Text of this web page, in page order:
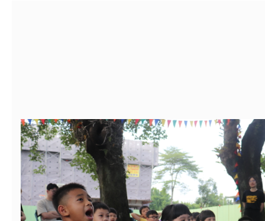
約專要文件及附件英
月份公共服務政策溝
訊
轉知教育部國民及學
辦理「115年度促進
緒學習知能研習」
檢送桃園市政府LED
字稿及LCD託播影片
函轉有關本府新聞處
6月交通安全宣導標
有關「115年各賣場